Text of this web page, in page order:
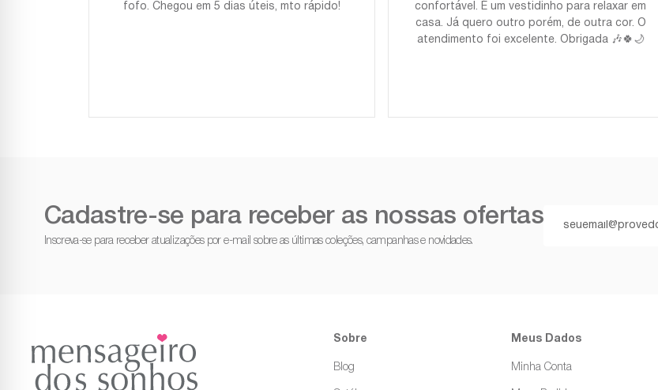
fofo. Chegou em 5 dias úteis, mto rápido!
confortável. É um vestidinho para relaxar em
casa. Já quero outro porém, de outra cor. O
atendimento foi excelente. Obrigada 🎶🍀🌙
Cadastre-se para receber as nossas ofertas
Inscreva-se para receber atualizações por e-mail sobre as últimas coleções, campanhas e novidades.
Sobre
Blog
Meus Dados
Minha Conta